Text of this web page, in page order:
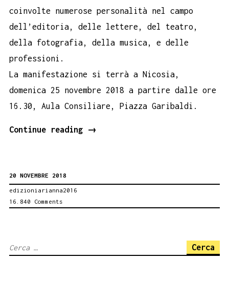
coinvolte numerose personalità nel campo
dell’editoria, delle lettere, del teatro,
della fotografia, della musica, e delle
professioni.
La manifestazione si terrà a Nicosia,
domenica 25 novembre 2018 a partire dalle ore
16.30, Aula Consiliare, Piazza Garibaldi.
Continue reading
FAVOLA
PERFORMANCE.
VIOLENZA
→
20 NOVEMBRE 2018
edizioniarianna2016
16.840 Comments
Ricerca